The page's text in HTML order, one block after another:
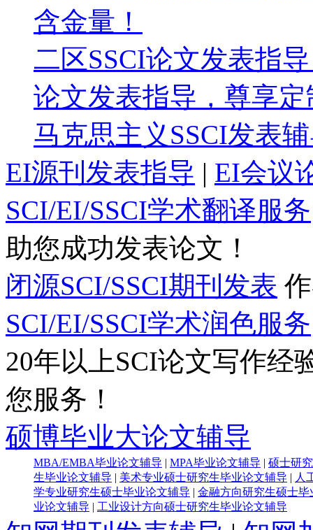
含金量！
二区SSCI论文发表指
论文发表指导，尊享
马克思主义SSCI发表
EI源刊发表指导 | EI会议
SCI/EI/SSCI学术翻译服务
助您成功发表论文！
闭源SCI/SSCI期刊发表
SCI/EI/SSCI学术润色服务
20年以上SCI论文写作经
您服务！
硕博毕业大论文辅导
MBA/EMBA毕业论文辅导 MPA毕业论文辅导
硕士研
生毕业论文辅导
美术专业硕士研究生毕业论文辅导
人
学专业研究生硕士毕业论文辅导
金融方向研究生硕士毕
业论文辅导
工业设计方向硕士研究生毕业论文辅导